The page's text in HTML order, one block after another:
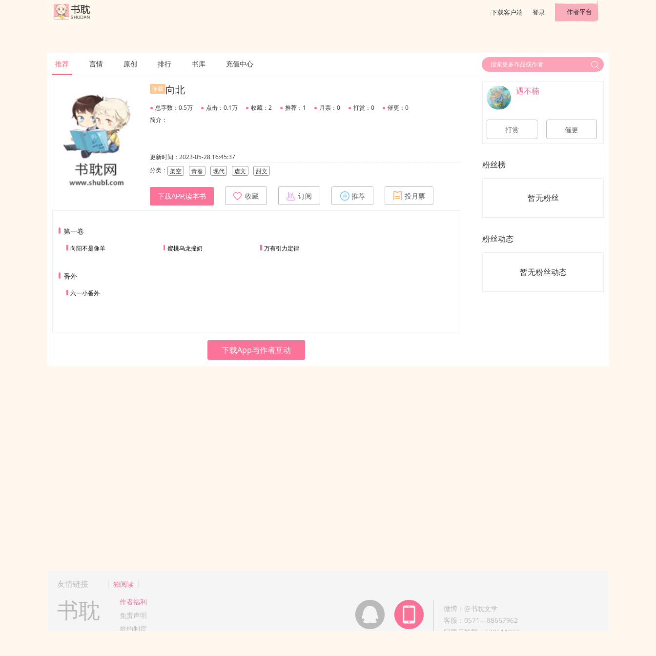
下载客户端 登录 作者平台
推荐 言情 原创 排行 书库 充值中心
连载 向北
● 总字数：0.5万 ● 点击：0.1万 ● 收藏：2 ● 推荐：1 ● 月票：0 ● 打赏：0 ● 催更：0
简介：
更新时间：2023-05-28 16:45:37
分类： 架空 青春 现代 虐文 甜文
下载APP,读本书 收藏 订阅 推荐 投月票
第一卷
向阳不是像羊 蜜桃乌龙撞奶 万有引力定律
番外
六一小番外
下载App与作者互动
遇不楠
打赏 催更
粉丝榜
暂无粉丝
粉丝动态
暂无粉丝动态
友情链接 独阅读
书耽
作者福利
免责声明
签约制度
微博：@书耽文学
客服：0571—88667962
问题反馈群：630611933